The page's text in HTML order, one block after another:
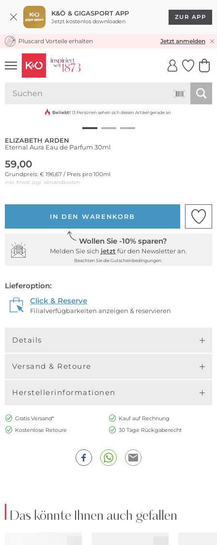
K&Ö & GIGASPORT APP
Jetzt kostenlos downloaden
ZUR APP
KOSTENLOSER VERSAND* & RÜCKVERSAND
Pluscard Vorteile erhalten Jetzt anmelden
UNSERE APP
CLICK &
Beliebt! 13 Personen sehen sich diesen Artikel gerade an
ELIZABETH ARDEN
Eternal Aura Eau de Parfum 30ml
59,00
Grundpreis: € 196,67 / Preis pro 100ml
inkl. Mwst zzgl. Versandkosten
IN DEN WARENKORB
Wollen Sie -10% sparen?
Melden Sie sich jetzt für den Newsletter an.
Beachten Sie die Gutscheinbedingungen.
Lieferoption:
Click & Reserve
Filialverfügbarkeiten anzeigen & reservieren
Details
Versand & Retoure
Herstellerinformationen
Gratis Versand*
Kauf auf Rechnung
Kostenlose Retoure
30 Tage Rückgaberecht
Das könnte Ihnen auch gefallen